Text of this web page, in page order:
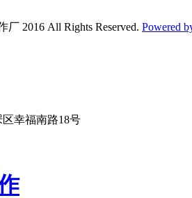
2016 All Rights Reserved. Powered
幸福南路18号